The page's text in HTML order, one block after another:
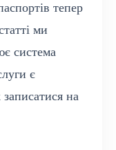
тепер
ми
система
є
на